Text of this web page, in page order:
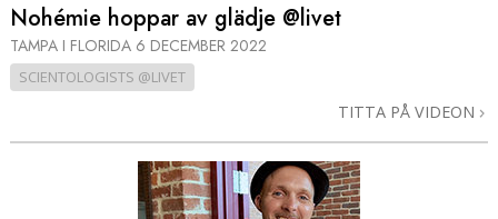
Nohémie hoppar av glädje @livet
TAMPA I FLORIDA 6 DECEMBER 2022
SCIENTOLOGISTS @LIVET
TITTA PÅ VIDEON